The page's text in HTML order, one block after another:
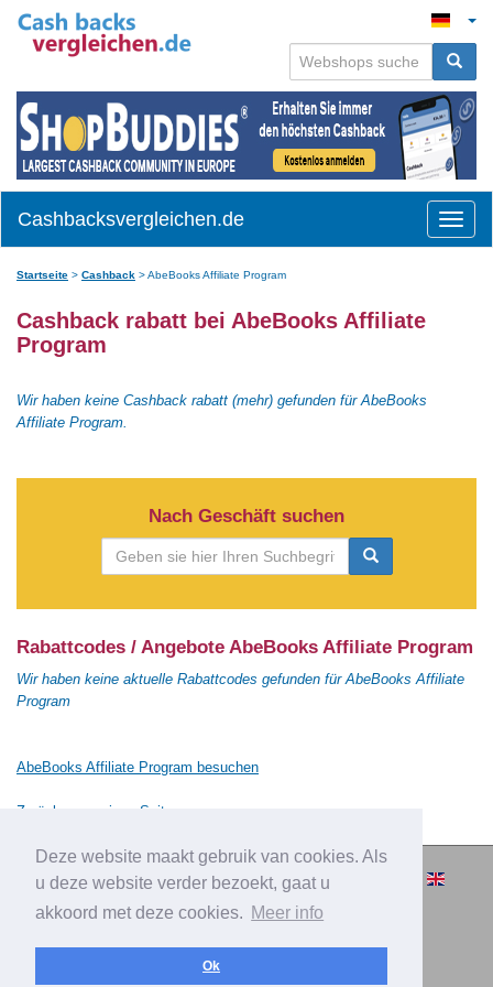
Deze website maakt gebruik van cookies. Als
u deze website verder bezoekt, gaat u
akkoord met deze cookies. Meer info
Ok
Toggle
Cashbacksvergleichen.de
Startseite > Cashback >AbeBooks Affiliate Program
Cashback rabatt bei AbeBooks Affiliate
Program
Wir haben keine Cashback rabatt (mehr) gefunden für AbeBooks
Affiliate Program.
Nach Geschäft suchen
Rabattcodes / Angebote AbeBooks Affiliate Program
Wir haben keine aktuelle Rabattcodes gefunden für AbeBooks Affiliate
Program
AbeBooks Affiliate Program besuchen
Zurück zur vorigen Seite
© 2010-2026 Cashbacksvergleichen.de
Über Cashbacksvergleichen.de | Privacy |
Inserieren | Kontakt